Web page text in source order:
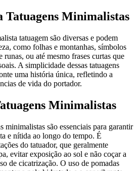
Tatuagens Minimalistas
tatuagem são diversas e podem
como folhas e montanhas, símbolos
runas, ou até mesmo frases curtas que
A simplicidade dessas tatuagens
uma história única, refletindo a
de vida do portador.
Minimalistas
minimalistas são essenciais para garantir
e nítida ao longo do tempo. É
do tatuador, que geralmente
evitar exposição ao sol e não coçar a
de cicatrização. O uso de pomadas